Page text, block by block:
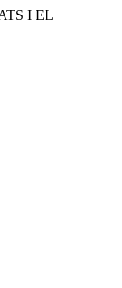
I EL